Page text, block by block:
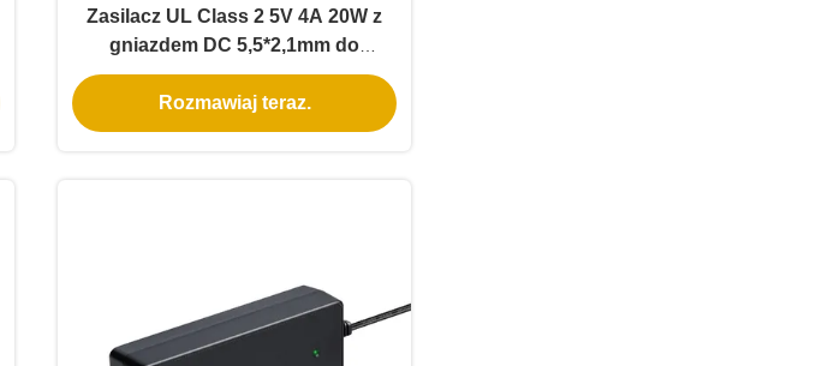
Zasilacz UL Class 2 5V 4A 20W z
gniazdem DC 5,5*2,1mm do
inteligentnych taśm LED WiFi
Rozmawiaj teraz.